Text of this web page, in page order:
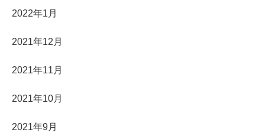
2022年1月
2021年12月
2021年11月
2021年10月
2021年9月